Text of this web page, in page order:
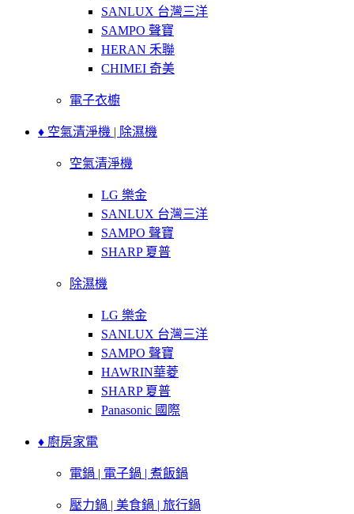
SANLUX 台灣三洋
SAMPO 聲寶
HERAN 禾聯
CHIMEI 奇美
電子衣櫥
♦ 空氣清淨機 | 除濕機
空氣清淨機
LG 樂金
SANLUX 台灣三洋
SAMPO 聲寶
SHARP 夏普
除濕機
LG 樂金
SANLUX 台灣三洋
SAMPO 聲寶
HAWRIN華菱
SHARP 夏普
Panasonic 國際
♦ 廚房家電
電鍋 | 電子鍋 | 煮飯鍋
壓力鍋 | 美食鍋 | 旅行鍋